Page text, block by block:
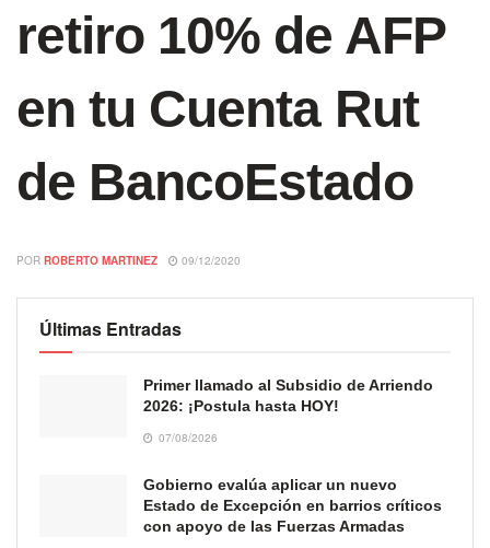
retiro 10% de AFP
en tu Cuenta Rut
de BancoEstado
POR ROBERTO MARTINEZ 09/12/2020
Últimas Entradas
Primer llamado al Subsidio de Arriendo
2026: ¡Postula hasta HOY!
07/08/2026
Gobierno evalúa aplicar un nuevo
Estado de Excepción en barrios críticos
con apoyo de las Fuerzas Armadas